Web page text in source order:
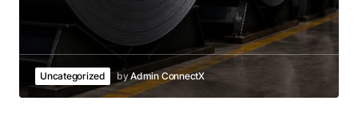
Uncategorized byAdmin ConnectX